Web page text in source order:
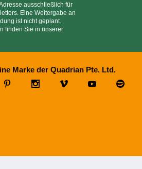
ausschließlich für
Eine Weitergabe an
ist nicht geplant.
finden Sie in unserer
Marke der Quadrian Pte. Ltd.